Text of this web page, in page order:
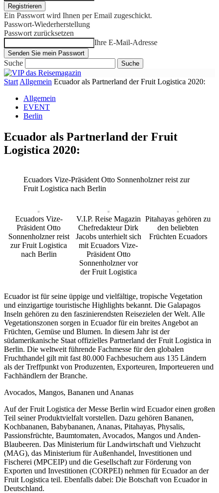
Ein Passwort wird Ihnen per Email zugeschickt.
Passwort-Wiederherstellung
Passwort zurücksetzen
Ihre E-Mail-Adresse
Suche
Start Allgemein Ecuador als Partnerland der Fruit Logistica 2020:
Allgemein
EVENT
Berlin
Ecuador als Partnerland der Fruit
Logistica 2020:
Ecuadors Vize-Präsident Otto Sonnenholzner reist zur
Fruit Logistica nach Berlin
Ecuadors Vize-
Präsident Otto
Sonnenholzner reist
zur Fruit Logistica
nach Berlin
V.I.P. Reise Magazin
Chefredakteur Dirk
Jacobs unterhielt sich
mit Ecuadors Vize-
Präsident Otto
Sonnenholzner vor
der Fruit Logistica
Pitahayas gehören zu
den beliebten
Früchten Ecuadors
Ecuador ist für seine üppige und vielfältige, tropische Vegetation
und einzigartige touristische Highlights bekannt. Die Galapagos
Inseln gehören zu den faszinierendsten Reisezielen der Welt. Alle
Vegetationszonen sorgen in Ecuador für ein breites Angebot an
Früchten, Gemüse und Blumen. In diesem Jahr ist der
südamerikanische Staat offizielles Partnerland der Fruit Logistica in
Berlin. Die weltweit führende Fachmesse für den globalen
Fruchthandel gilt mit fast 80.000 Fachbesuchern aus 135 Ländern
als der Treffpunkt von Produzenten, Exporteuren, Importeueren und
Fachhändlern der Branche.
Avocados, Mangos, Bananen und Ananas
Auf der Fruit Logistica der Messe Berlin wird Ecuador einen großen
Teil seiner Produktvielfalt vorstellen. Dazu gehören Bananen,
Kochbananen, Babybananen, Ananas, Pitahayas, Physalis,
Passionsfrüchte, Baumtomaten, Avocados, Mangos und Anden-
Blaubeeren. Das Ministerium für Landwirtschaft und Viehzucht
(MAG), das Ministerium für Außenhandel, Investitionen und
Fischerei (MPCEIP) und die Gesellschaft zur Förderung von
Exporten und Investitionen (CORPEI) nehmen für Ecuador an der
Fruit Logistica teil. Ebenfalls dabei: Die Botschaft von Ecuador in
Deutschland.